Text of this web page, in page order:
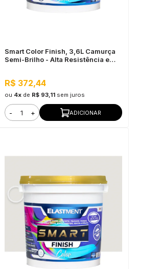
Smart Color Finish, 3,6L Camurça
Semi-Brilho - Alta Resistência e
R$ 372,44
ou 4xde R$ 93,11 sem juros
- + ADICIONAR